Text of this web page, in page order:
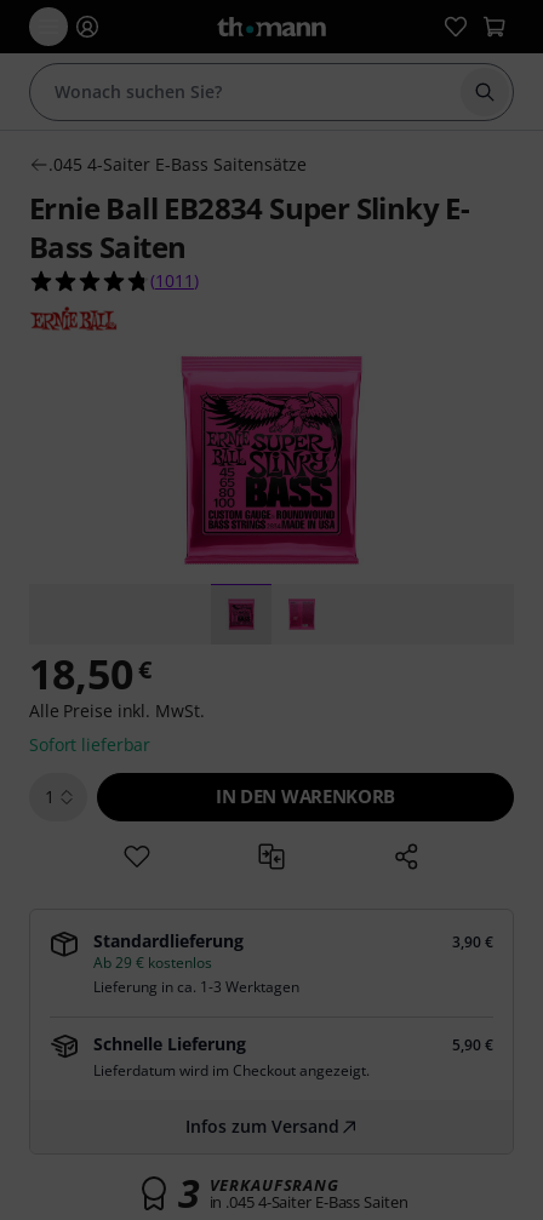
Suche
.045 4-Saiter E-Bass Saitensätze
Ernie Ball EB2834 Super Slinky E-
Bass Saiten
4.8 von 5 Sternen aus 1011
(1011 )
18,50€
Alle Preise inkl. MwSt.
Sofort lieferbar
1 IN DEN WARENKORB
Standardlieferung
3,90 €
Ab 29 € kostenlos
Lieferung in ca. 1-3 Werktagen
Schnelle Lieferung
5,90 €
Lieferdatum wird im Checkout angezeigt.
Infos zum Versand
3 VERKAUFSRANG
in .045 4-Saiter E-Bass Saiten